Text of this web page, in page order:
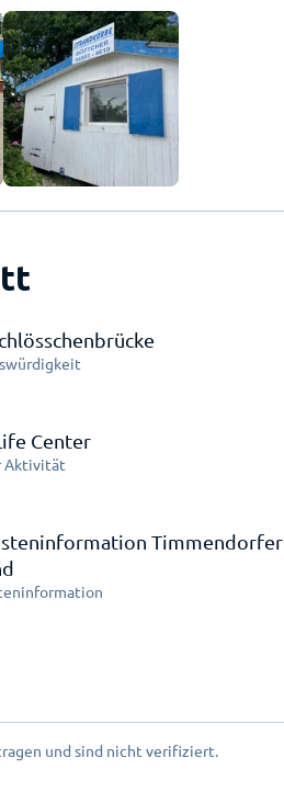
Center
Aktivität
Timmendorfer
und sind nicht verifiziert.